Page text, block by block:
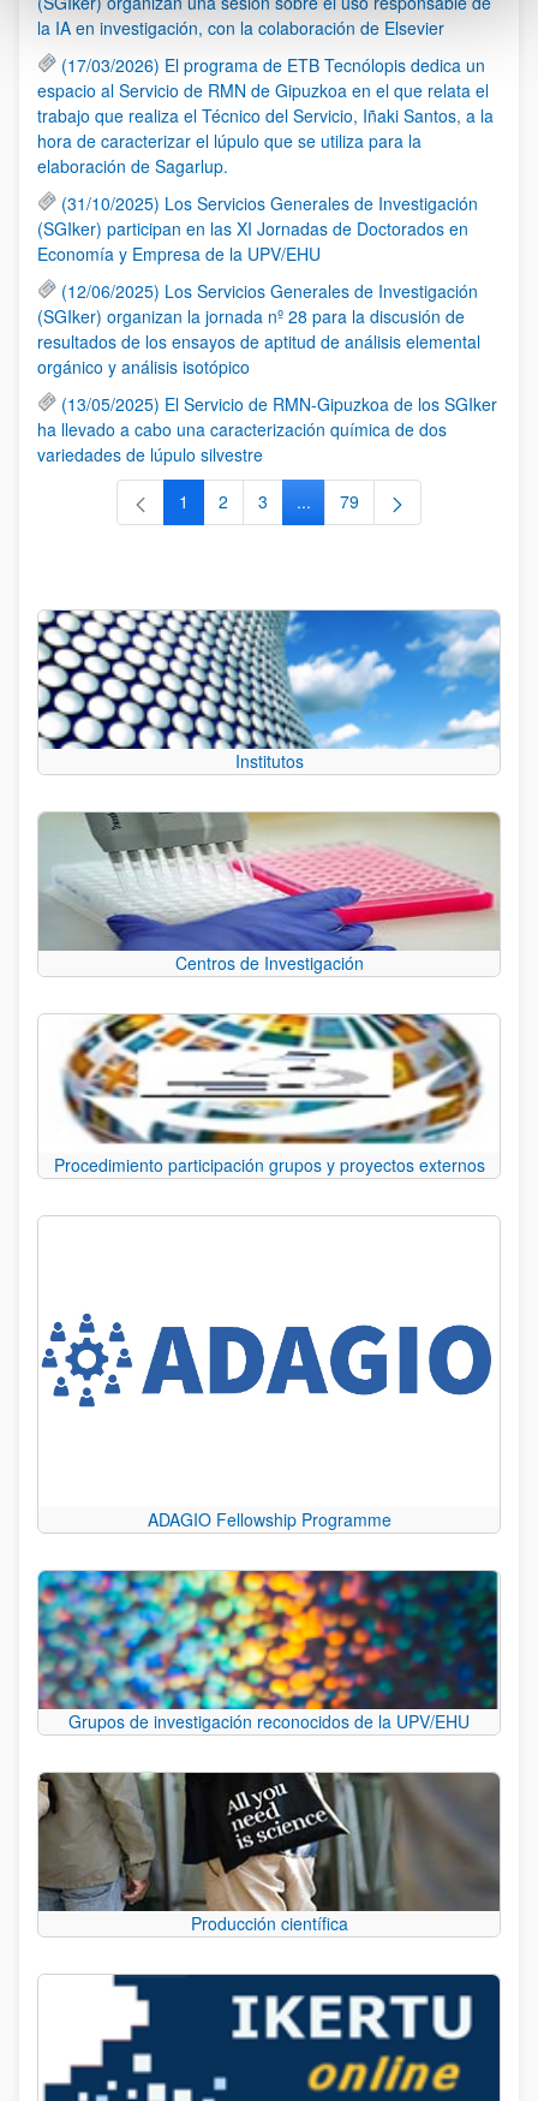
la IA en investigación, con la colaboración de Elsevier
(17/03/2026) El programa de ETB Tecnólopis dedica un
espacio al Servicio de RMN de Gipuzkoa en el que relata el
trabajo que realiza el Técnico del Servicio, Iñaki Santos, a la
hora de caracterizar el lúpulo que se utiliza para la
elaboración de Sagarlup.
(31/10/2025) Los Servicios Generales de Investigación
(SGIker) participan en las XI Jornadas de Doctorados en
Economía y Empresa de la UPV/EHU
(12/06/2025) Los Servicios Generales de Investigación
(SGIker) organizan la jornada nº 28 para la discusión de
resultados de los ensayos de aptitud de análisis elemental
orgánico y análisis isotópico
(13/05/2025) El Servicio de RMN-Gipuzkoa de los SGIker
ha llevado a cabo una caracterización química de dos
variedades de lúpulo silvestre
Página
1 Página
2 Página
3 ...Páginas intermedias Use TAB
Página
79
Institutos
Centros de Investigación
Procedimiento participación grupos y proyectos externos
ADAGIO Fellowship Programme
Grupos de investigación reconocidos de la UPV/EHU
Producción científica